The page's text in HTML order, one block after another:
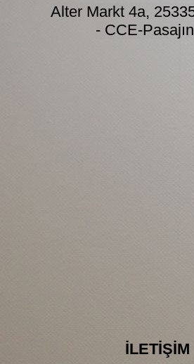
Alter Markt 4a,
- CCE-
İLETİŞİM